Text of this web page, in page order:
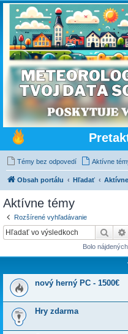
Témy bez odpovedí Aktívne
Obsah portálu Hľadať
Aktívne témy
Rozšírené vyhľadávanie
Bolo
nový herný PC - 1500€
Hry zdarma